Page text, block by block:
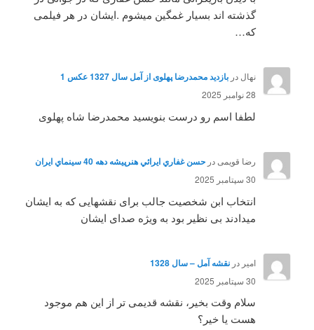
گذشته اند بسیار غمگین میشوم .ایشان در هر فیلمی
که…
نهال در بازدید محمدرضا پهلوی از آمل سال 1327 عکس 1
28 نوامبر 2025
لطفا اسم رو درست بنویسید محمدرضا شاه پهلوی
رضا قویمی در حسن غفاري ايرائي هنرپيشه دهه 40 سينماي ايران
30 سپتامبر 2025
انتخاب ابن شخصیت جالب برای نقشهایی که به ایشان
میدادند بی نظیر بود به ویژه صدای ایشان
امیر در نقشه آمل – سال 1328
30 سپتامبر 2025
سلام وقت بخیر، نقشه قدیمی تر از این هم موجود
هست یا خیر؟